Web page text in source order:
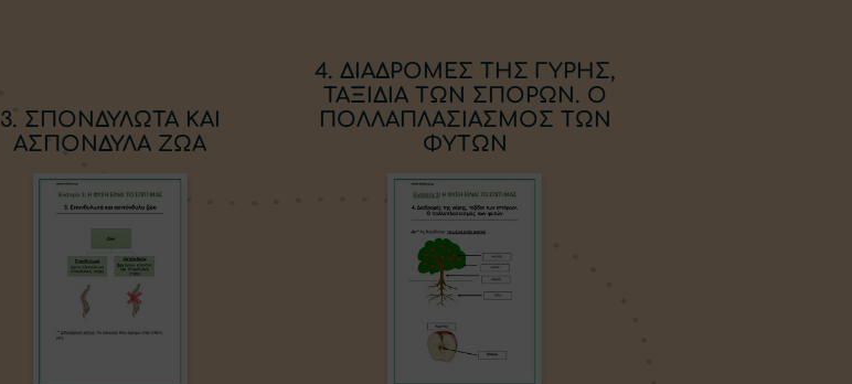
3. ΣΠΟΝΔΥΛΩΤΑ ΚΑΙ
ΑΣΠΟΝΔΥΛΑ ΖΩΑ
4. ΔΙΑΔΡΟΜΕΣ ΤΗΣ ΓΥΡΗΣ,
ΤΑΞΙΔΙΑ ΤΩΝ ΣΠΟΡΩΝ. Ο
ΠΟΛΛΑΠΛΑΣΙΑΣΜΟΣ ΤΩΝ
ΦΥΤΩΝ